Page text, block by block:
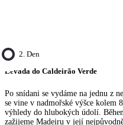
2. Den
Levada do Caldeirão Verde
Po snídani se vydáme na jednu z
se vine v nadmořské výšce kolem
výhledy do hlubokých údolí.
zažijeme Madeiru v její